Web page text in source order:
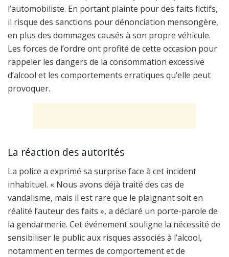
l’automobiliste. En portant plainte pour des faits fictifs,
il risque des sanctions pour dénonciation mensongère,
en plus des dommages causés à son propre véhicule.
Les forces de l’ordre ont profité de cette occasion pour
rappeler les dangers de la consommation excessive
d’alcool et les comportements erratiques qu’elle peut
provoquer.
La réaction des autorités
La police a exprimé sa surprise face à cet incident
inhabituel. « Nous avons déjà traité des cas de
vandalisme, mais il est rare que le plaignant soit en
réalité l’auteur des faits », a déclaré un porte-parole de
la gendarmerie. Cet événement souligne la nécessité de
sensibiliser le public aux risques associés à l’alcool,
notamment en termes de comportement et de